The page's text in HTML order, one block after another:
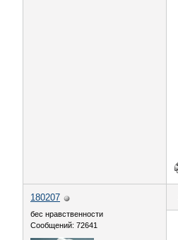
180207
бес нравственности
Сообщений: 72641